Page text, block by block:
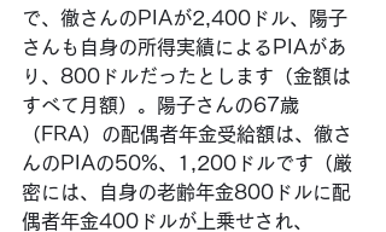
で、徹さんのPIAが2,400ドル、陽子
さんも自身の所得実績によるPIAがあ
り、800ドルだったとします（金額は
すべて月額）。陽子さんの67歳
（FRA）の配偶者年金受給額は、徹さ
んのPIAの50%、1,200ドルです（厳
密には、自身の老齢年金800ドルに配
偶者年金400ドルが上乗せされ、